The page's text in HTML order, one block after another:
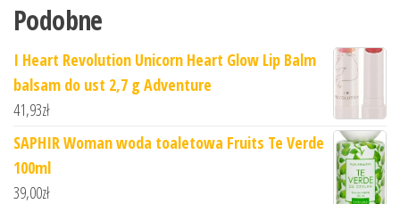
Podobne
I Heart Revolution Unicorn Heart Glow Lip Balm
balsam do ust 2,7 g Adventure
41,93zł
SAPHIR Woman woda toaletowa Fruits Te Verde
100ml
39,00zł